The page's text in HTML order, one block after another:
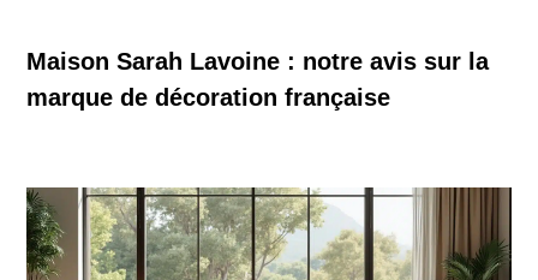
Maison Sarah Lavoine : notre avis sur la
marque de décoration française